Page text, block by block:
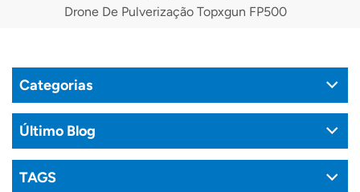
Русский
Tiếng Việt
Drone De Pulverização Topxgun FP500
Categorias
Último Blog
TAGS